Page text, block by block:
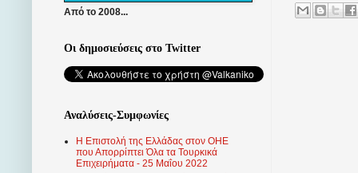
Από το 2008...
Οι δημοσιεύσεις στο Twitter
Αναλύσεις-Συμφωνίες
Η Επιστολή της Ελλάδας στον ΟΗΕ
που Απορρίπτει Όλα τα Τουρκικά
Επιχειρήματα - 25 Μαΐου 2022